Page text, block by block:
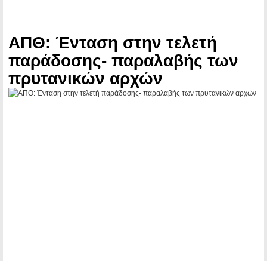
ΑΠΘ: Ένταση στην τελετή
παράδοσης- παραλαβής των
πρυτανικών αρχών